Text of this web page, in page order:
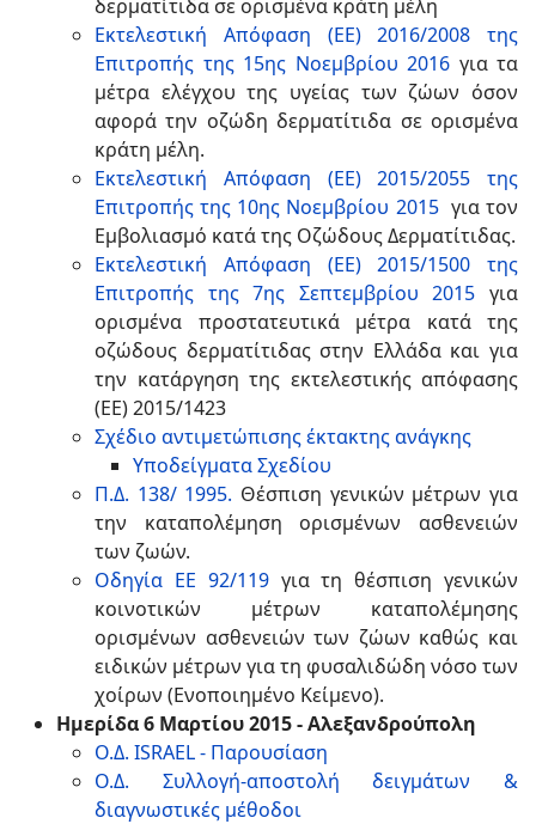
δερματίτιδα σε ορισμένα κράτη μέλη
Εκτελεστική Απόφαση (ΕΕ) 2016/2008 της
Επιτροπής της 15ης Νοεμβρίου 2016 για τα
μέτρα ελέγχου της υγείας των ζώων όσον
αφορά την οζώδη δερματίτιδα σε ορισμένα
κράτη μέλη.
Εκτελεστική Απόφαση (ΕΕ) 2015/2055 της
Επιτροπής της 10ης Νοεμβρίου 2015 για τον
Εμβολιασμό κατά της Οζώδους Δερματίτιδας.
Εκτελεστική Απόφαση (ΕΕ) 2015/1500 της
Επιτροπής της 7ης Σεπτεμβρίου 2015 για
ορισμένα προστατευτικά μέτρα κατά της
οζώδους δερματίτιδας στην Ελλάδα και για
την κατάργηση της εκτελεστικής απόφασης
(ΕΕ) 2015/1423
Σχέδιο αντιμετώπισης έκτακτης ανάγκης
Υποδείγματα Σχεδίου
Π.Δ. 138/ 1995. Θέσπιση γενικών μέτρων για
την καταπολέμηση ορισμένων ασθενειών
των ζωών.
Οδηγία ΕΕ 92/119 για τη θέσπιση γενικών
κοινοτικών μέτρων καταπολέμησης
ορισμένων ασθενειών των ζώων καθώς και
ειδικών μέτρων για τη φυσαλιδώδη νόσο των
χοίρων (Ενοποιημένο Κείμενο).
Ημερίδα 6 Μαρτίου 2015 - Αλεξανδρούπολη
Ο.Δ. ISRAEL - Παρουσίαση
Ο.Δ. Συλλογή-αποστολή δειγμάτων &
διαγνωστικές μέθοδοι